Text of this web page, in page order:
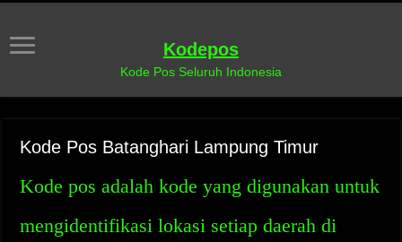
Kodepos
Kode Pos Seluruh Indonesia
Kode Pos Batanghari Lampung Timur
Kode pos adalah kode yang digunakan untuk
mengidentifikasi lokasi setiap daerah di